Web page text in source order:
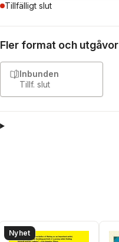
Tillfälligt slut
Fler format och utgåvor
Inbunden
Tillf. slut
Nyhet